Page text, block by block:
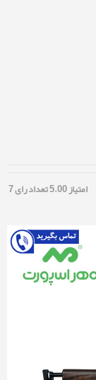
امتیاز5.00تعداد رای7